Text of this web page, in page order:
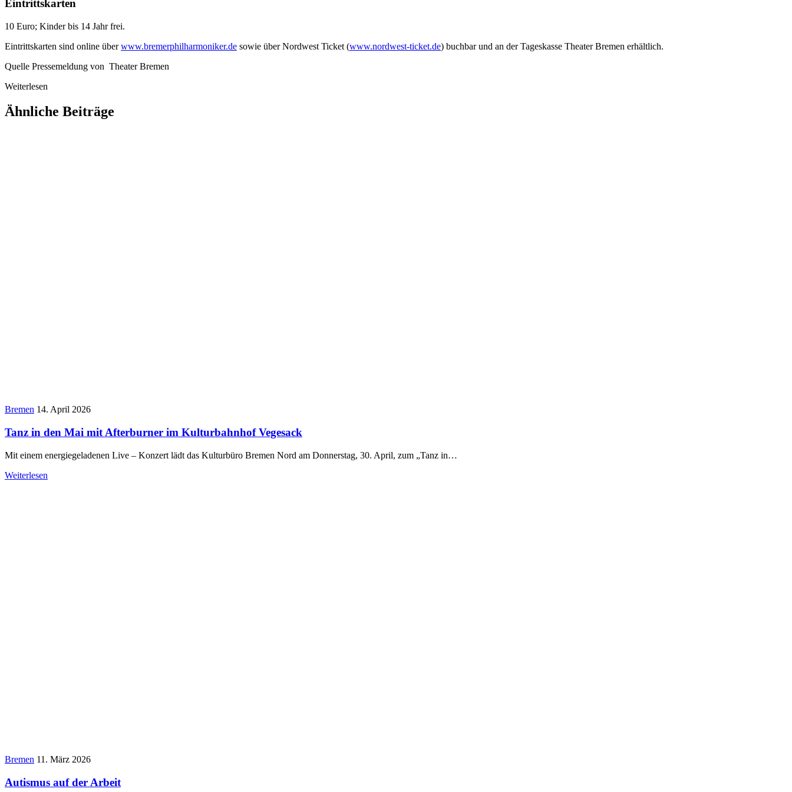
Eintrittskarten
10 Euro; Kinder bis 14 Jahr frei.
Eintrittskarten sind online überwww.bremerphilharmoniker.de sowie über Nordwest Ticket (www.nordwest-ticket.de) buchbar und an der Tageskasse Theater Bremen erhältlich.
Quelle Pressemeldung von Theater Bremen
Weiterlesen
Ähnliche Beiträge
Bremen 14. April 2026
Tanz in den Mai mit Afterburner im Kulturbahnhof Vegesack
Mit einem energiegeladenen Live – Konzert lädt das Kulturbüro Bremen Nord am Donnerstag, 30. April, zum „Tanz in…
Weiterlesen
Bremen 11. März 2026
Autismus auf der Arbeit